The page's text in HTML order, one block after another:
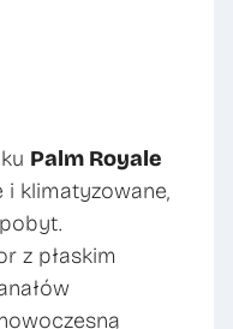
Palm Royale
i klimatyzowane,
z płaskim